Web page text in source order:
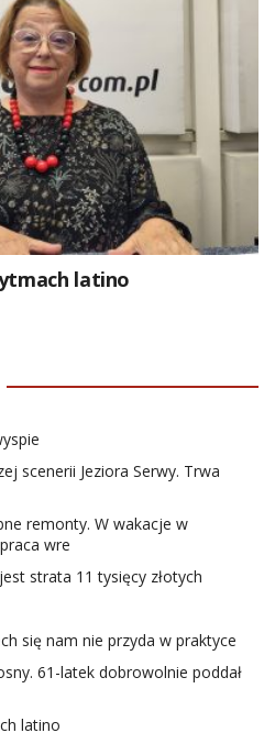
latino
scenerii Jeziora Serwy. Trwa
remonty. W wakacje w
wre
strata 11 tysięcy złotych
się nam nie przyda w praktyce
61-latek dobrowolnie poddał
latino